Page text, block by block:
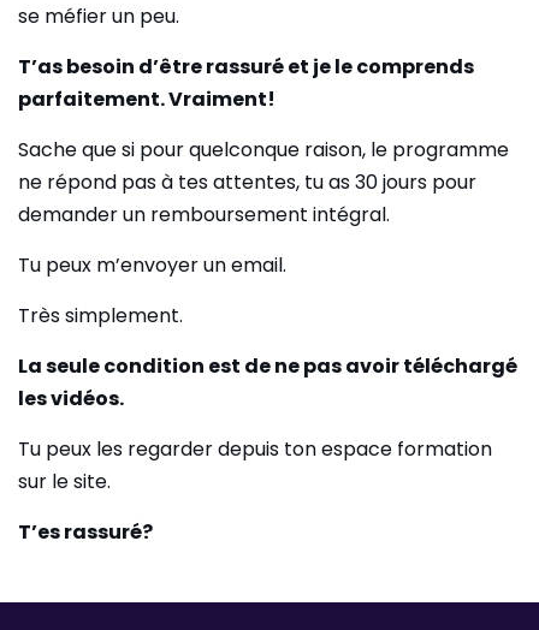
se méfier un peu.
T’as besoin d’être rassuré et je le comprends
parfaitement. Vraiment!
Sache que si pour quelconque raison, le programme
ne répond pas à tes attentes, tu as 30 jours pour
demander un remboursement intégral.
Tu peux m’envoyer un email.
Très simplement.
La seule condition est de ne pas avoir téléchargé
les vidéos.
Tu peux les regarder depuis ton espace formation
sur le site.
T’es rassuré?